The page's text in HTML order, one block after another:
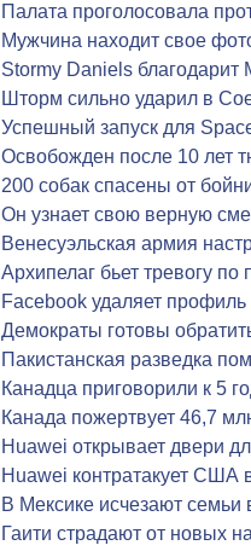
Палата проголосовала
Мужчина находит свое
Stormy Daniels благодарит
Шторм сильно ударил в
Успешный запуск для
Освобожден после 10 лет
200 собак спасены от
Он узнает свою верную
Венесуэльская армия
Архипелаг бьет тревогу
Facebook удаляет
Демократы готовы
Пакистанская разведка
Канадца приговорили к 5
Канада пожертвует 46,7
Huawei открывает двери
Huawei контратакует США
В Мексике исчезают семьи
Гаити страдают от новых